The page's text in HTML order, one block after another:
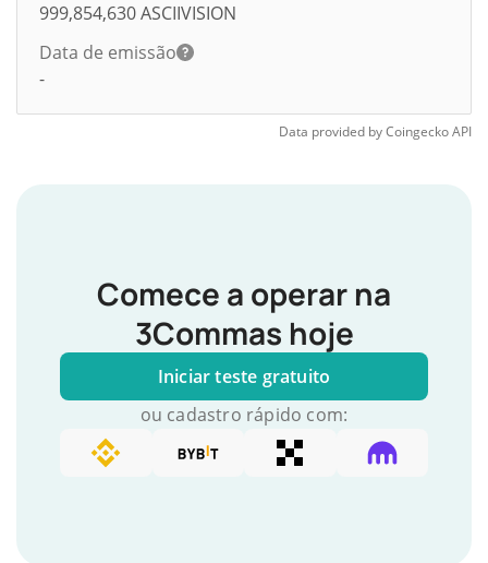
999,854,630ASCIIVISION
Data de emissão
-
Data provided byCoingeckoAPI
Comece a operar na
3Commas hoje
Iniciar teste gratuito
ou cadastro rápido com: